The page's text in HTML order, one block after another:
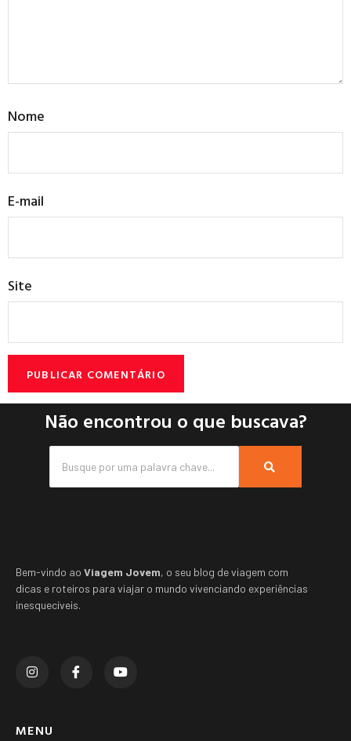
Nome
E-mail
Site
Não encontrou o que buscava?
Bem-vindo ao Viagem Jovem, o seu blog de viagem com
dicas e roteiros para viajar o mundo vivenciando experiências
inesquecíveis.
MENU